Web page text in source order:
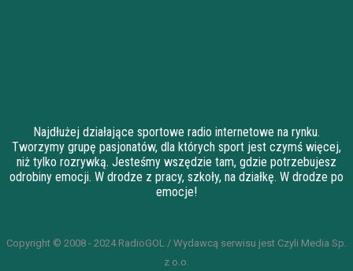
Najdłużej działające sportowe radio internetowe na rynku.
Tworzymy grupę pasjonatów, dla których sport jest czymś więcej,
niż tylko rozrywką. Jesteśmy wszędzie tam, gdzie potrzebujesz
odrobiny emocji. W drodze z pracy, szkoły, na działkę. W drodze po
emocje!
Copyright © 2008 - 2024 RadioGOL / Wydawcą serwisu jest Czyli Media Sp.
z o.o.